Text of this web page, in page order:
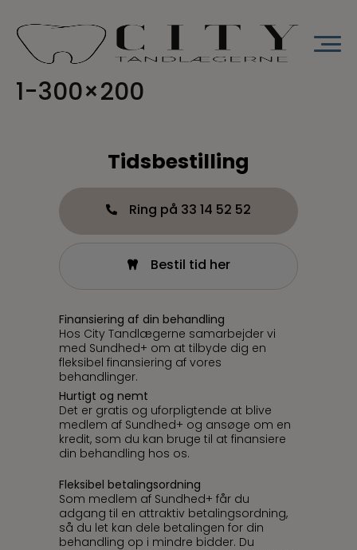
indholdet
1-300×200
Tidsbestilling
Ring på 33 14 52 52
Bestil tid her
Finansiering af din behandling
Hos City Tandlægerne samarbejder vi
med Sundhed+ om at tilbyde dig en
fleksibel finansiering af vores
behandlinger.
Hurtigt og nemt
Det er gratis og uforpligtende at blive
medlem af Sundhed+ og ansøge om en
kredit, som du kan bruge til at finansiere
din behandling hos os.
Fleksibel betalingsordning
Som medlem af Sundhed+ får du
adgang til en attraktiv betalingsordning,
så du let kan dele betalingen for din
behandling op i mindre bidder. Du